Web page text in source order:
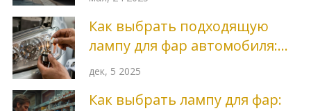
Как выбрать подходящую
лампу для фар автомобиля:
пошаговая инструкция
дек, 5 2025
Как выбрать лампу для фар: